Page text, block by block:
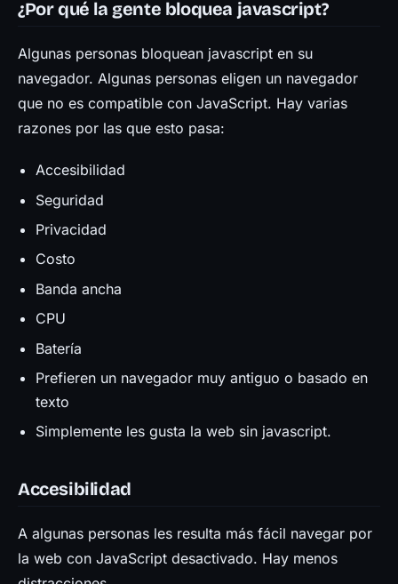
¿Por qué la gente bloquea javascript?
Algunas personas bloquean javascript en su
navegador. Algunas personas eligen un navegador
que no es compatible con JavaScript. Hay varias
razones por las que esto pasa:
Accesibilidad
Seguridad
Privacidad
Costo
Banda ancha
CPU
Batería
Prefieren un navegador muy antiguo o basado en
texto
Simplemente les gusta la web sin javascript.
Accesibilidad
A algunas personas les resulta más fácil navegar por
la web con JavaScript desactivado. Hay menos